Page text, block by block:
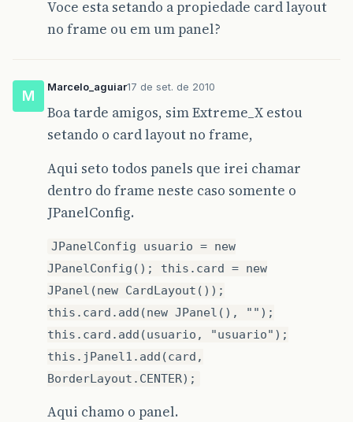
Voce esta setando a propiedade card layout
no frame ou em um panel?
M
Marcelo_aguiar17 de set. de 2010
Boa tarde amigos, sim Extreme_X estou
setando o card layout no frame,
Aqui seto todos panels que irei chamar
dentro do frame neste caso somente o
JPanelConfig.
JPanelConfig usuario = new
JPanelConfig(); this.card = new
JPanel(new CardLayout());
this.card.add(new JPanel(), "");
this.card.add(usuario, "usuario");
this.jPanel1.add(card,
BorderLayout.CENTER);
Aqui chamo o panel.